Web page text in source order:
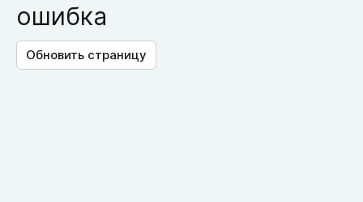
ошибка
Обновить страницу